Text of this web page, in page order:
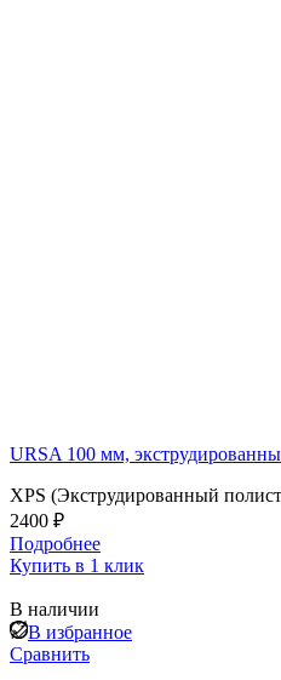
URSA 100 мм,
XPS (Экструдированный
2400 ₽
Подробнее
Купить в 1 клик
В наличии
В избранное
Сравнить